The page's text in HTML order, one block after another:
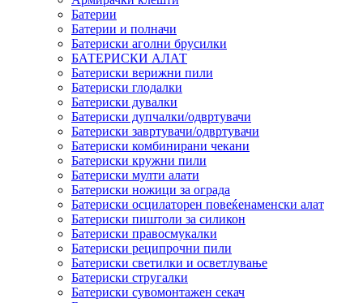
Батерии
Батерии и полначи
Батериски аголни брусилки
БАТЕРИСКИ АЛАТ
Батериски верижни пили
Батериски глодалки
Батериски дувалки
Батериски дупчалки/одвртувачи
Батериски завртувачи/одвртувачи
Батериски комбинирани чекани
Батериски кружни пили
Батериски мулти алати
Батериски ножици за ограда
Батериски осцилаторен повеќенаменски алат
Батериски пиштоли за силикон
Батериски правосмукалки
Батериски реципрочни пили
Батериски светилки и осветлување
Батериски стругалки
Батериски сувомонтажен секач